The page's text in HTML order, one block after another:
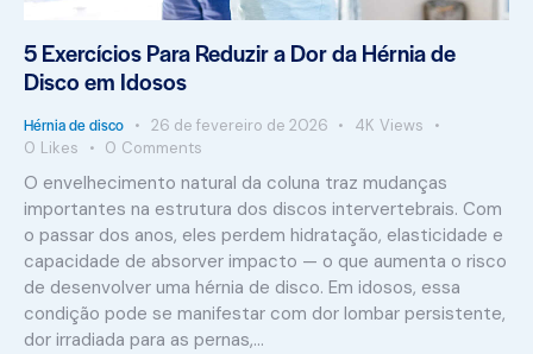
5 Exercícios Para Reduzir a Dor da Hérnia de
Disco em Idosos
Hérnia de disco 26 de fevereiro de 2026 4K Views
0 Likes 0 Comments
O envelhecimento natural da coluna traz mudanças
importantes na estrutura dos discos intervertebrais. Com
o passar dos anos, eles perdem hidratação, elasticidade e
capacidade de absorver impacto — o que aumenta o risco
de desenvolver uma hérnia de disco. Em idosos, essa
condição pode se manifestar com dor lombar persistente,
dor irradiada para as pernas,…